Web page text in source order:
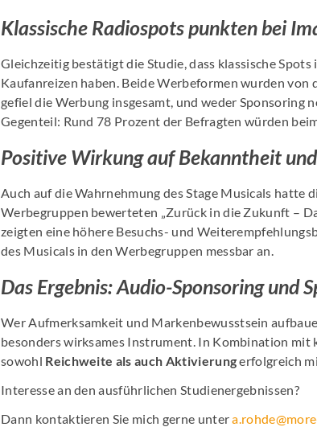
Klassische Radiospots punkten bei
Gleichzeitig bestätigt die Studie, dass klassische
Kaufanreizen haben. Beide Werbeformen wurden
gefiel die Werbung insgesamt, und weder
Gegenteil: Rund 78 Prozent der Befragten würden
Positive Wirkung auf Bekanntheit
Auch auf die Wahrnehmung des Stage Musicals hatte
Werbegruppen bewerteten „Zurück in die Zukunft –
zeigten eine höhere Besuchs- und
des Musicals in den Werbegruppen messbar an.
Das Ergebnis: Audio-Sponsoring und
Wer Aufmerksamkeit und Markenbewusstsein
besonders wirksames Instrument. In Kombination mit
sowohl Reichweite als auch Aktivierungerfolgreich
Interesse an den ausführlichen Studienergebnissen?
Dann kontaktieren Sie mich gerne unter